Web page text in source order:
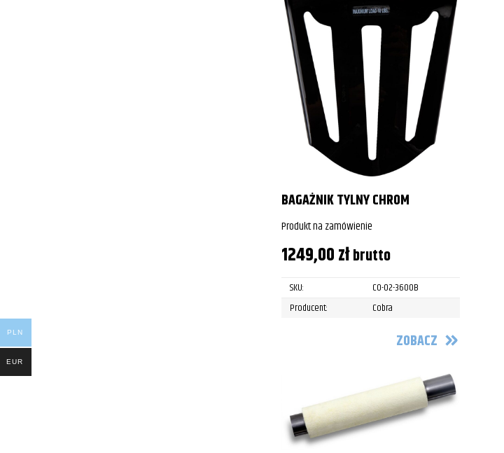
BAGAŻNIK TYLNY CHROM
Produkt na zamówienie
1249,00złbrutto
SKU:
CO-02-3600B
Producent:
Cobra
ZOBACZ
PLN
EUR